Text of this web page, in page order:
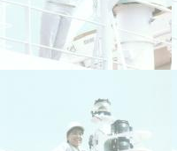
今週の「内